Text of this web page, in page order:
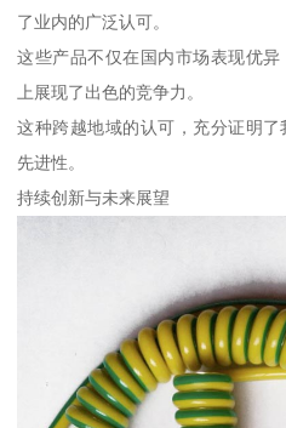
了业内的广泛认可。
这些产品不仅在国内市场表现优
上展现了出色的竞争力。
这种跨越地域的认可，充分证明
先进性。
持续创新与未来展望